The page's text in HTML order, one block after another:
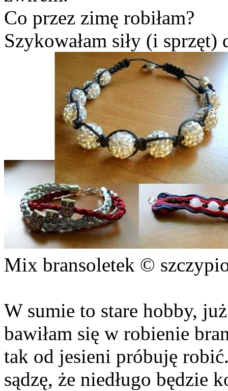
Co przez zimę robiłam?
Szykowałam siły (i sprzęt)
Mix bransoletek ©
W sumie to stare hobby,
bawiłam się w robienie
tak od jesieni próbuję
sądzę, że niedługo będzie